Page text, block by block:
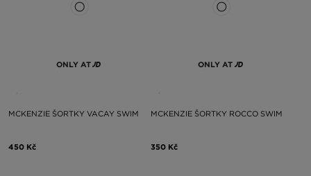
ONLY AT
MCKENZIE ŠORTKY VACAY SWIM
450 Kč
ONLY AT
MCKENZIE ŠORTKY ROCCO SWIM
350 Kč